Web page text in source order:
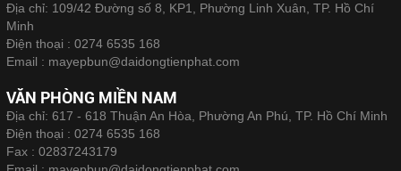
Địa chỉ: 109/42 Đường số 8, KP1, Phường Linh Xuân, TP. Hồ Chí
Minh
Điện thoại : 0274 6535 168
Email : mayepbun@daidongtienphat.com
VĂN PHÒNG MIỀN NAM
Địa chỉ: 617 - 618 Thuận An Hòa, Phường An Phú, TP. Hồ Chí Minh
Điện thoại : 0274 6535 168
Fax : 02837243179